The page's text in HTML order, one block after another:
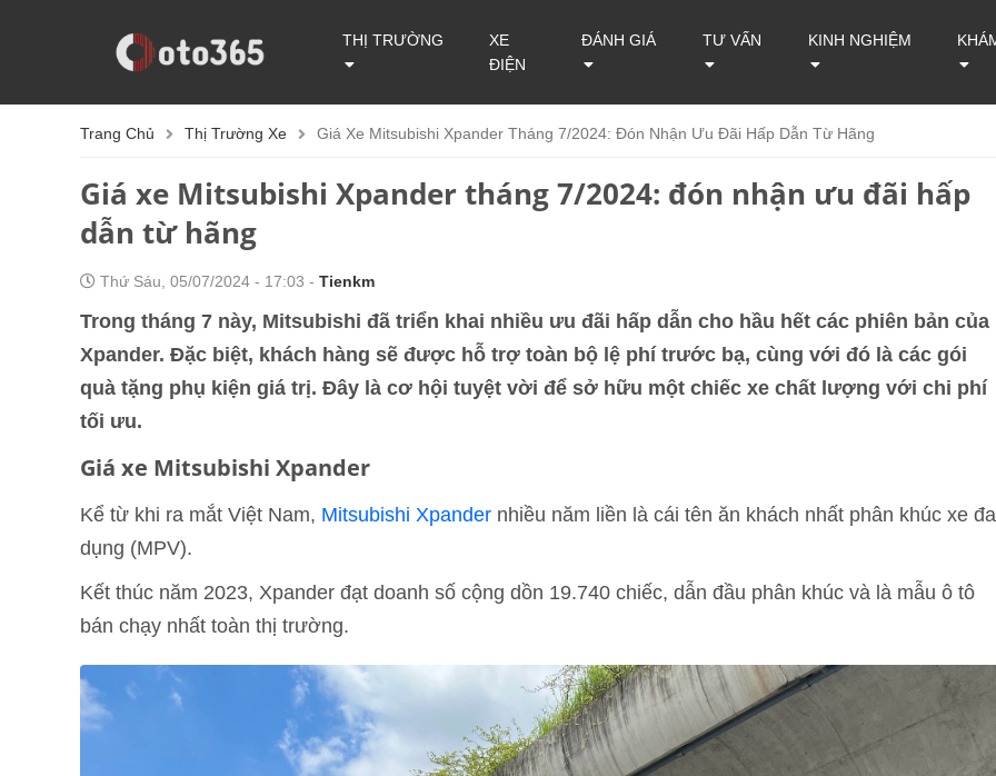
THỊ TRƯỜNG
XE
ĐIỆN
ĐÁNH GIÁ TƯ VẤN KINH NGHIỆM
Trang Chủ Thị Trường Xe Giá Xe Mitsubishi Xpander Tháng 7/2024: Đón Nhận Ưu Đãi Hấp Dẫn Từ Hãng
Giá xe Mitsubishi Xpander tháng 7/2024: đón nhận ưu đãi hấp
dẫn từ hãng
Thứ Sáu, 05/07/2024 - 17:03 - Tienkm
Trong tháng 7 này, Mitsubishi đã triển khai nhiều ưu đãi hấp dẫn cho hầu hết các phiên bản của
Xpander. Đặc biệt, khách hàng sẽ được hỗ trợ toàn bộ lệ phí trước bạ, cùng với đó là các gói
quà tặng phụ kiện giá trị. Đây là cơ hội tuyệt vời để sở hữu một chiếc xe chất lượng với chi phí
tối ưu.
Giá xe Mitsubishi Xpander
Kể từ khi ra mắt Việt Nam, Mitsubishi Xpander nhiều năm liền là cái tên ăn khách nhất phân khúc xe đa
dụng (MPV).
Kết thúc năm 2023, Xpander đạt doanh số cộng dồn 19.740 chiếc, dẫn đầu phân khúc và là mẫu ô tô
bán chạy nhất toàn thị trường.